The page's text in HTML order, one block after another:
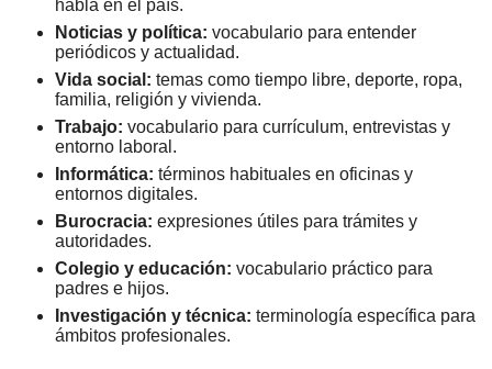
habla en el país.
Noticias y política: vocabulario para entender
periódicos y actualidad.
Vida social: temas como tiempo libre, deporte, ropa,
familia, religión y vivienda.
Trabajo: vocabulario para currículum, entrevistas y
entorno laboral.
Informática: términos habituales en oficinas y
entornos digitales.
Burocracia: expresiones útiles para trámites y
autoridades.
Colegio y educación: vocabulario práctico para
padres e hijos.
Investigación y técnica: terminología específica para
ámbitos profesionales.